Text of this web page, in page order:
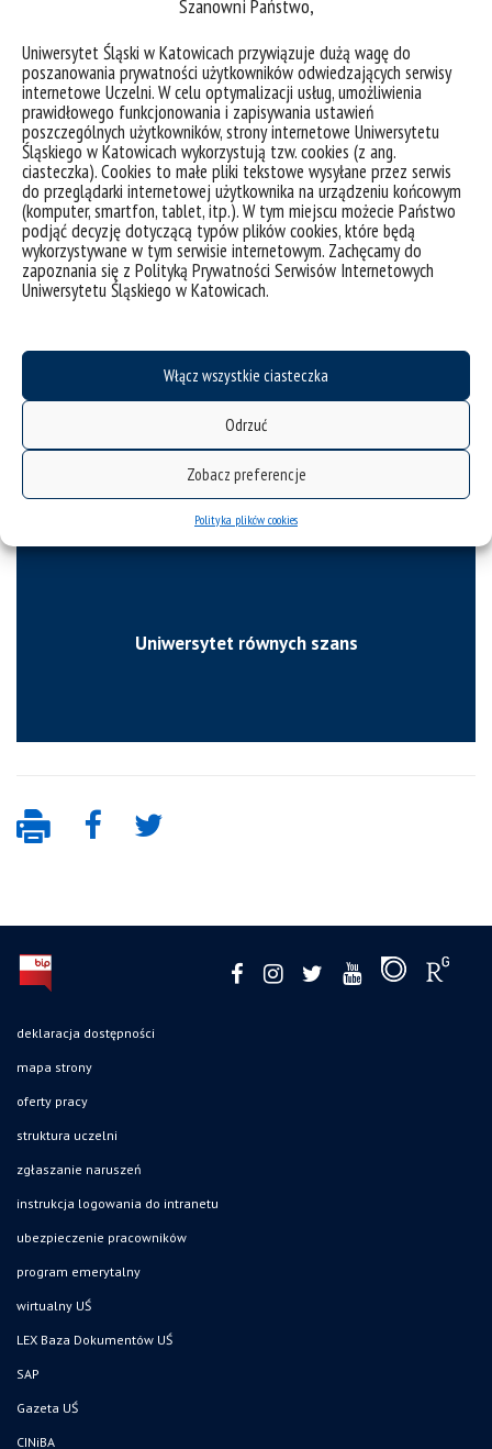
Szanowni Państwo,
Uniwersytet Śląski w Katowicach przywiązuje dużą wagę do
poszanowania prywatności użytkowników odwiedzających serwisy
internetowe Uczelni. W celu optymalizacji usług, umożliwienia
prawidłowego funkcjonowania i zapisywania ustawień
poszczególnych użytkowników, strony internetowe Uniwersytetu
Śląskiego w Katowicach wykorzystują tzw. cookies (z ang.
ciasteczka). Cookies to małe pliki tekstowe wysyłane przez serwis
do przeglądarki internetowej użytkownika na urządzeniu końcowym
(komputer, smartfon, tablet, itp.). W tym miejscu możecie Państwo
podjąć decyzję dotyczącą typów plików cookies, które będą
wykorzystywane w tym serwisie internetowym. Zachęcamy do
zapoznania się z Polityką Prywatności Serwisów Internetowych
Uniwersytetu Śląskiego w Katowicach.
Włącz wszystkie ciasteczka
Odrzuć
Zobacz preferencje
Polityka plików cookies
Zasady etyki
Uniwersytet równych szans
deklaracja dostępności
mapa strony
oferty pracy
struktura uczelni
zgłaszanie naruszeń
instrukcja logowania do intranetu
ubezpieczenie pracowników
program emerytalny
wirtualny UŚ
LEX Baza Dokumentów UŚ
SAP
Gazeta UŚ
CINiBA